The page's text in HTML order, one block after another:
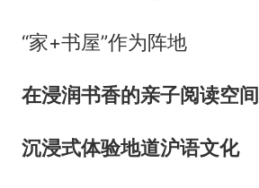
“家+书屋”作为阵地
在浸润书香的亲子阅读空间
沉浸式体验地道沪语文化